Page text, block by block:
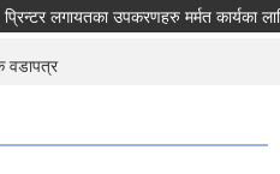
लगायतका उपकरणहरु मर्मत कार्यका लागि
वडापत्र